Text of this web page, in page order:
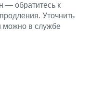
— обратитесь к
Уточнить
можно в службе